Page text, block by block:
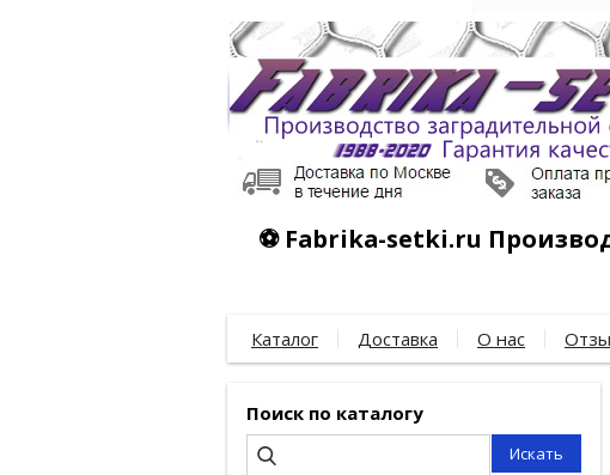
⚽ Fabrika-setki.ru
Каталог Доставка О нас
Поиск по каталогу